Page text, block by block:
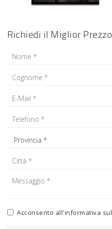
Richiedi il Miglior Prezzo
Acconsento all'informativa